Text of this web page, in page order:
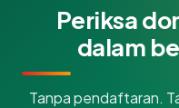
Periksa
dalam
Tanpa pendaftaran.